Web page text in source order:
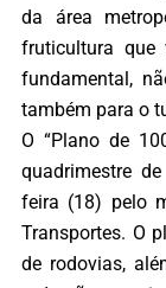
da área
fruticultura
fundamental,
também para o
O “Plano de
quadrimestre
feira (18) pelo
Transportes. O
de rodovias,